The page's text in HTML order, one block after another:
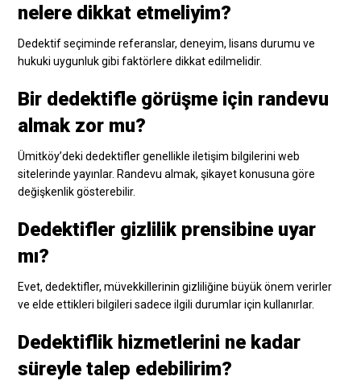
nelere dikkat etmeliyim?
Dedektif seçiminde referanslar, deneyim, lisans durumu ve
hukuki uygunluk gibi faktörlere dikkat edilmelidir.
Bir dedektifle görüşme için randevu
almak zor mu?
Ümitköy’deki dedektifler genellikle iletişim bilgilerini web
sitelerinde yayınlar. Randevu almak, şikayet konusuna göre
değişkenlik gösterebilir.
Dedektifler gizlilik prensibine uyar
mı?
Evet, dedektifler, müvekkillerinin gizliliğine büyük önem verirler
ve elde ettikleri bilgileri sadece ilgili durumlar için kullanırlar.
Dedektiflik hizmetlerini ne kadar
süreyle talep edebilirim?